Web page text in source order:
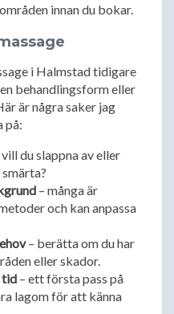
innan du bokar.
i Halmstad tidigare
behandlingsform eller
är några saker jag
på:
du slappna av eller
– många är
och kan anpassa
– berätta om du har
eller skador.
tid – ett första pass på
lagom för att känna